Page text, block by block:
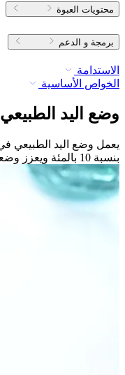
محتويات العبوة
برمجة و الدعم
الاستدامة
الخواص الأساسية
وضع اليد الطبيعي
بنسبة 10 بالمئة ويعزز وضعية أكثر راحة.